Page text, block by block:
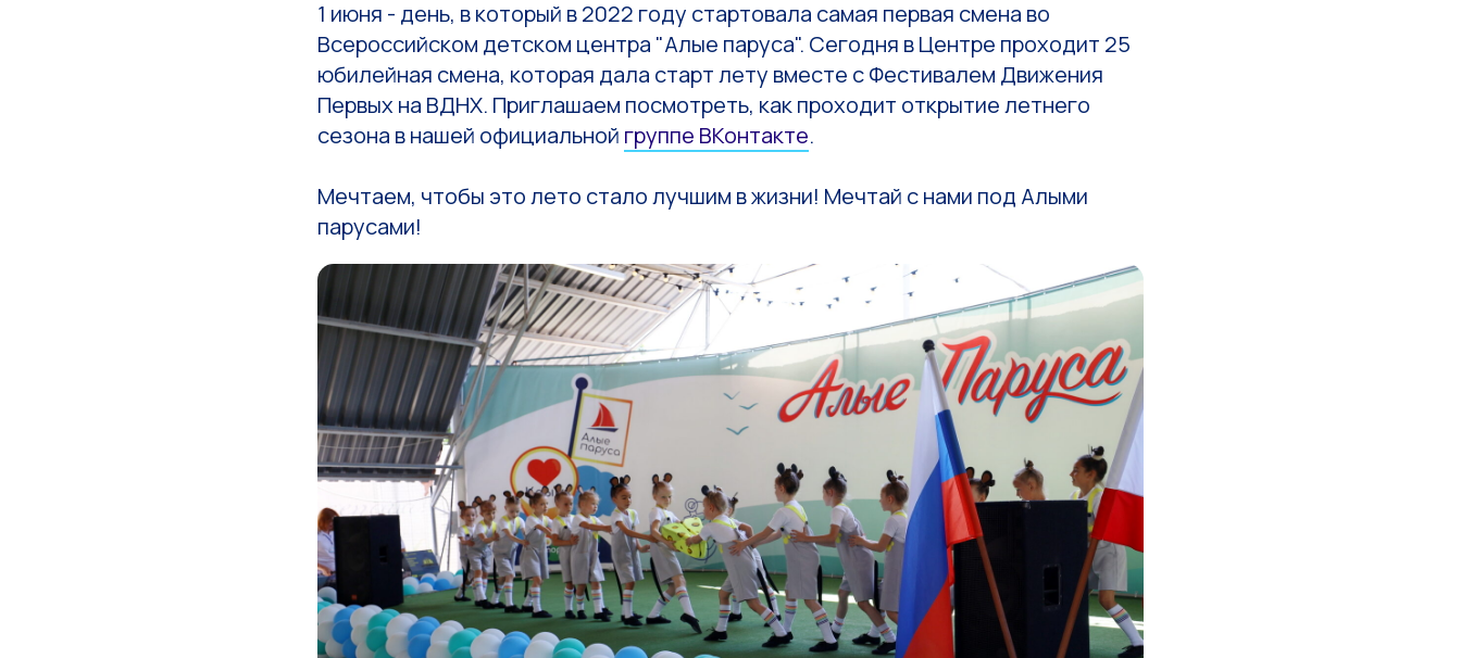
1 июня - день, в который в 2022 году стартовала самая первая смена во
Всероссийском детском центра "Алые паруса". Сегодня в Центре проходит 25
юбилейная смена, которая дала старт лету вместе с Фестивалем Движения
Первых на ВДНХ. Приглашаем посмотреть, как проходит открытие летнего
сезона в нашей официальной группе ВКонтакте.
Мечтаем, чтобы это лето стало лучшим в жизни! Мечтай с нами под Алыми
парусами!